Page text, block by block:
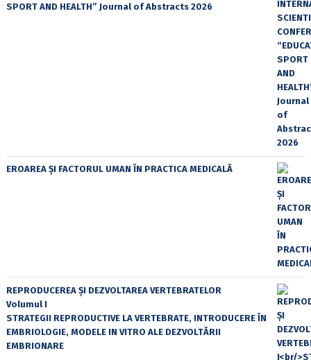
SPORT AND HEALTH” Journal of Abstracts 2026
EROAREA ȘI FACTORUL UMAN ÎN PRACTICA MEDICALĂ
REPRODUCEREA ȘI DEZVOLTAREA VERTEBRATELOR
Volumul I
STRATEGII REPRODUCTIVE LA VERTEBRATE, INTRODUCERE ÎN
EMBRIOLOGIE, MODELE IN VITRO ALE DEZVOLTĂRII
EMBRIONARE